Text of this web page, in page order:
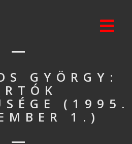
GYÖRGY:
(1995.
1.)